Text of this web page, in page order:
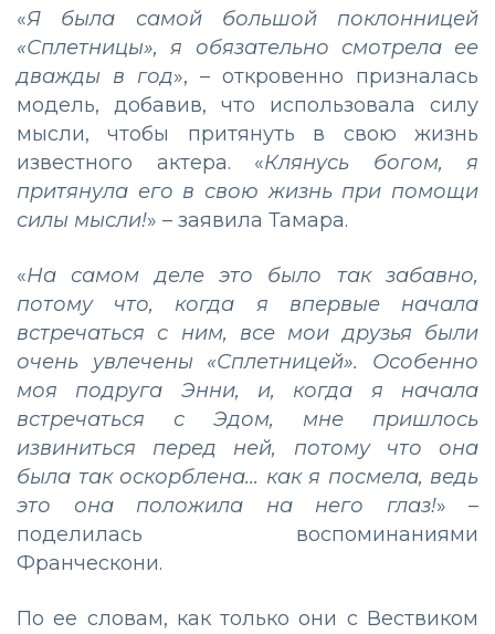
«Я была самой большой поклонницей
«Сплетницы», я обязательно смотрела ее
дважды в год», – откровенно призналась
модель, добавив, что использовала силу
мысли, чтобы притянуть в свою жизнь
известного актера. «Клянусь богом, я
притянула его в свою жизнь при помощи
силы мысли!» – заявила Тамара.
«На самом деле это было так забавно,
потому что, когда я впервые начала
встречаться с ним, все мои друзья были
очень увлечены «Сплетницей». Особенно
моя подруга Энни, и, когда я начала
встречаться с Эдом, мне пришлось
извиниться перед ней, потому что она
была так оскорблена... как я посмела, ведь
это она положила на него глаз!» –
поделилась воспоминаниями
Франческони.
По ее словам, как только они с Вествиком